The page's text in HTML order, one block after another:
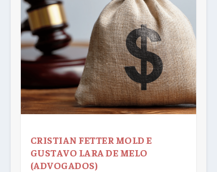
CRISTIAN FETTER MOLD E
GUSTAVO LARA DE MELO
(ADVOGADOS)